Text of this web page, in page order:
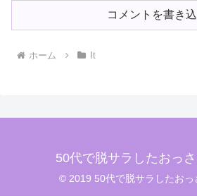
コメントを書き
ホーム It
50代で脱サラしたおっ
© 2019 50代で脱サラしたおっ